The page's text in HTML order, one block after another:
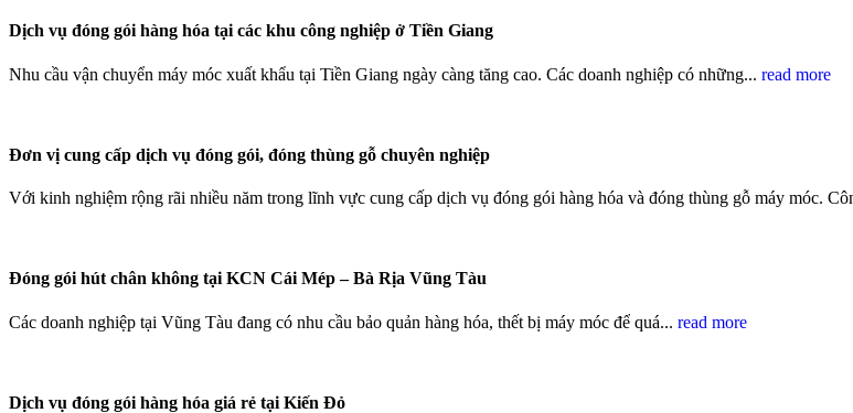
Dịch vụ đóng gói hàng hóa tại các khu công nghiệp ở Tiền Giang
Nhu cầu vận chuyển máy móc xuất khẩu tại Tiền Giang ngày càng tăng cao. Các doanh nghiệp có những... read more
Đơn vị cung cấp dịch vụ đóng gói, đóng thùng gỗ chuyên nghiệp
Với kinh nghiệm rộng rãi nhiều năm trong lĩnh vực cung cấp dịch vụ đóng gói hàng hóa và đóng thùng gỗ máy móc.
Đóng gói hút chân không tại KCN Cái Mép – Bà Rịa Vũng Tàu
Các doanh nghiệp tại Vũng Tàu đang có nhu cầu bảo quản hàng hóa, thết bị máy móc để quá... read more
Dịch vụ đóng gói hàng hóa giá rẻ tại Kiến Đỏ